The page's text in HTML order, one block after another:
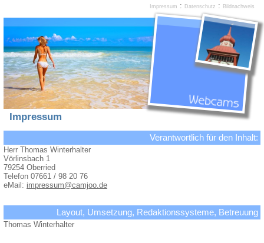
Impressum
Verantwortlich für den Inhalt:
Herr Thomas Winterhalter
Vörlinsbach 1
79254 Oberried
Telefon 07661 / 98 20 76
eMail: impressum@camjoo.de
Layout, Umsetzung, Redaktionssysteme, Betreuung
Thomas Winterhalter
Impressum : Datenschutz : Bildnachweis